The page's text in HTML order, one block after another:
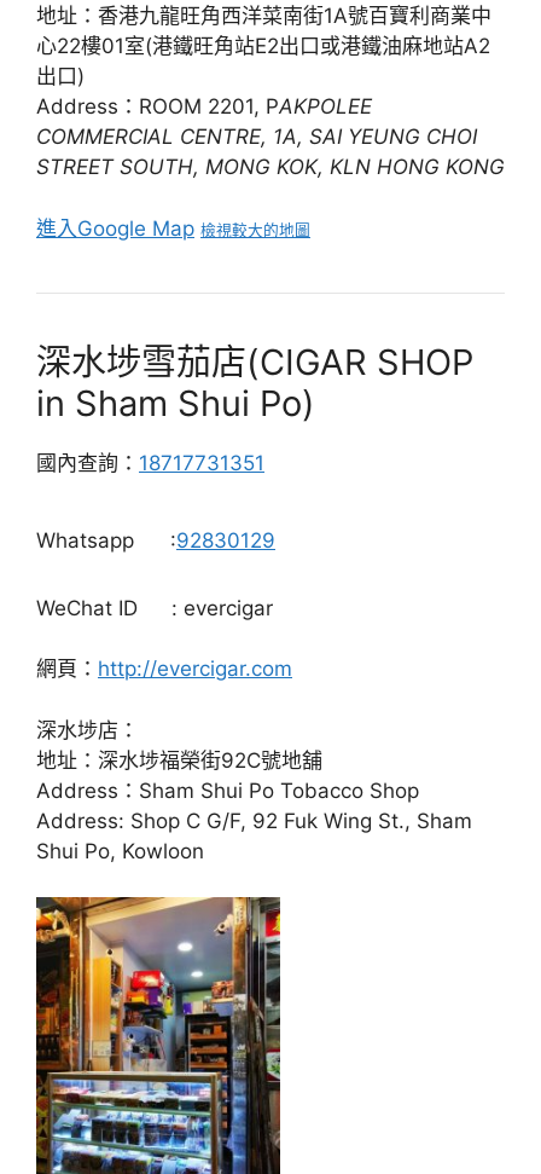
地址：香港九龍旺角西洋菜南街1A號百寶利商業中
心22樓01室(港鐵旺角站E2出口或港鐵油麻地站A2
出口)
Address：ROOM 2201, PAKPOLEE
COMMERCIAL CENTRE, 1A, SAI YEUNG CHOI
STREET SOUTH, MONG KOK, KLN HONG KONG
進入Google Map 檢視較大的地圖
深水埗雪茄店(CIGAR SHOP
in Sham Shui Po)
國內查詢： 18717731351
Whatsapp :92830129
WeChat ID : evercigar
網頁： http://evercigar.com
深水埗店：
地址：深水埗福榮街92C號地舖
Address：Sham Shui Po Tobacco Shop
Address: Shop C G/F, 92 Fuk Wing St., Sham
Shui Po, Kowloon